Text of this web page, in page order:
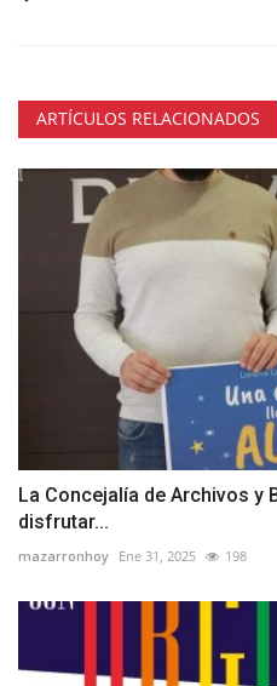
ARTÍCULOS RELACIONADOS
La Concejalía de Archivos y
disfrutar...
mazarronhoy Ene 31, 2025 198